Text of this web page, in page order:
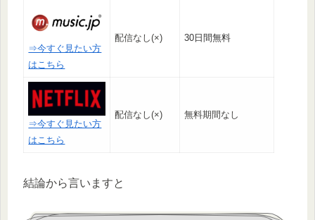
⇒今すぐ見たい方
はこちら
配信なし(×) 30日間無料
⇒今すぐ見たい方
はこちら
配信なし(×) 無料期間なし
結論から言いますと